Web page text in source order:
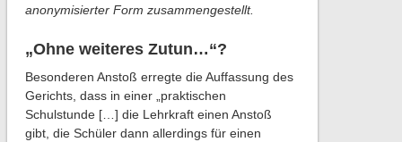
anonymisierter Form zusammengestellt.
„Ohne weiteres Zutun…“?
Besonderen Anstoß erregte die Auffassung des
Gerichts, dass in einer „praktischen
Schulstunde […] die Lehrkraft einen Anstoß
gibt, die Schüler dann allerdings für einen